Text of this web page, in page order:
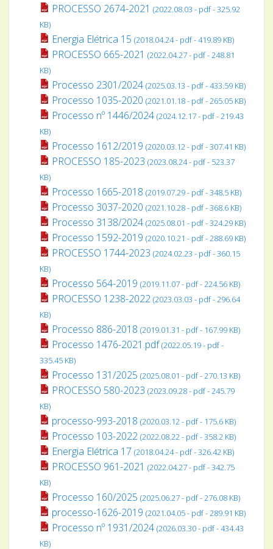
PROCESSO 2674-2021 (2022.08.03 - pdf - 325.92
KB)
Energia Elétrica 15 (2018.04.24 - pdf - 419.89 KB)
PROCESSO 665-2021 (2022.04.27 - pdf - 248.81
KB)
Processo 2301/2024 (2025.03.13 - pdf - 433.59 KB)
Processo 1035-2020 (2021.01.18 - pdf - 265.05 KB)
Processo nº 1446/2024 (2024.12.17 - pdf - 219.43
KB)
Processo 1612/2019 (2020.03.12 - pdf - 307.41 KB)
PROCESSO 185-2023 (2023.08.24 - pdf - 523.37
KB)
Processo 1665-2018 (2019.07.29 - pdf - 348.5 KB)
Processo 3037-2020 (2021.10.28 - pdf - 368.6 KB)
Processo 3138/2024 (2025.08.01 - pdf - 324.29 KB)
Processo 1592-2019 (2020.10.21 - pdf - 288.69 KB)
PROCESSO 1744-2023 (2024.02.23 - pdf - 360.15
KB)
Processo 564-2019 (2019.11.07 - pdf - 224.56 KB)
PROCESSO 1238-2022 (2023.03.03 - pdf - 296.64
KB)
Processo 886-2018 (2019.01.31 - pdf - 167.99 KB)
Processo 1476-2021.pdf(2022.05.19 - pdf -
335.45 KB)
Processo 131/2025 (2025.08.01 - pdf - 270.13 KB)
PROCESSO 580-2023 (2023.09.28 - pdf - 245.79
KB)
processo-993-2018 (2020.03.12 - pdf - 175.6 KB)
Processo 103-2022 (2022.08.22 - pdf - 358.2 KB)
Energia Elétrica 17 (2018.04.24 - pdf - 326.42 KB)
PROCESSO 961-2021 (2022.04.27 - pdf - 342.75
KB)
Processo 160/2025 (2025.06.27 - pdf - 276.08 KB)
processo-1626-2019 (2021.04.05 - pdf - 289.91 KB)
Processo nº 1931/2024 (2026.03.30 - pdf - 434.43
KB)